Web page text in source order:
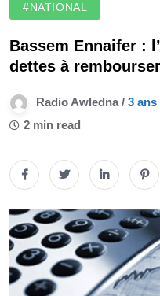
#NATIONAL
Bassem Ennaifer :
dettes à
Radio Awledna / 3 ans
2 min read